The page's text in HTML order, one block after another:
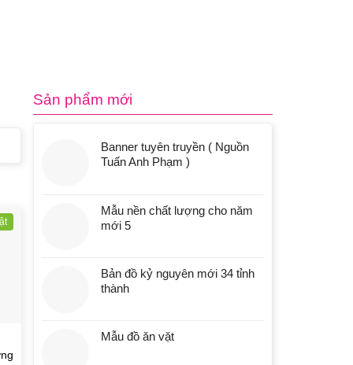
Sản phẩm mới
Banner tuyên truyền ( Nguồn
Tuấn Anh Phạm )
Mẫu nền chất lượng cho năm
mới 5
Bản đồ kỷ nguyên mới 34 tỉnh
thành
Mẫu đồ ăn vặt